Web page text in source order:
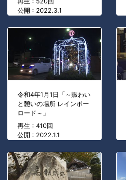
公開 : 2022.3.1
令和4年1月1日「～賑わい
と憩いの場所 レインボー
ロード～」
再生 : 410回
公開 : 2022.1.1